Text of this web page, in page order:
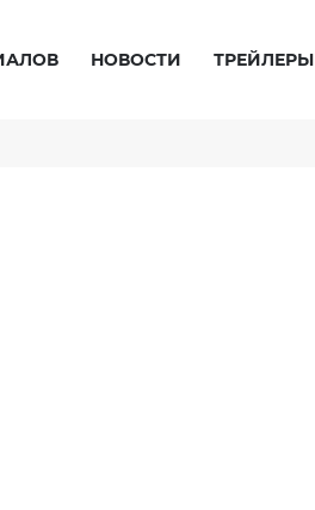
НОВОСТИ ТРЕЙЛЕРЫ